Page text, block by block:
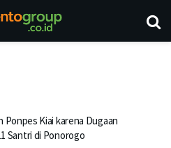
Ponpes Kiai karena Dugaan
Santri di Ponorogo